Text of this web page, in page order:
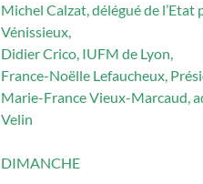
Michel Calzat, délégué de
Vénissieux,
Didier Crico, IUFM de Lyon,
France-Noëlle Lefaucheux,
Marie-France Vieux-Marcaud,
Velin
DIMANCHE